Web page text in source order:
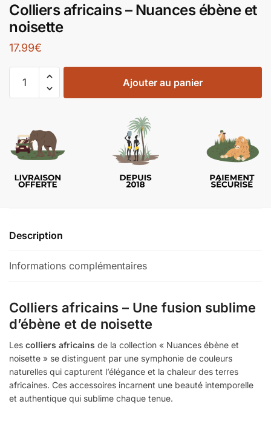
Colliers africains – Nuances ébène et
noisette
17.99€
Ajouter au panier
Description
Informations complémentaires
Colliers africains – Une fusion sublime
d’ébène et de noisette
Les colliers africains de la collection « Nuances ébène et
noisette » se distinguent par une symphonie de couleurs
naturelles qui capturent l’élégance et la chaleur des terres
africaines. Ces accessoires incarnent une beauté intemporelle
et authentique qui sublime chaque tenue.